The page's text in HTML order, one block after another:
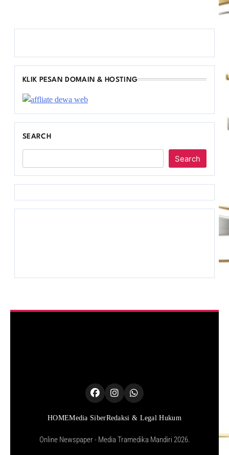
KLIK PESAN DOMAIN & HOSTING
SEARCH
Search
HOMEMedia SiberRedaksi & Legal Hukum
Online Newspaper - Media Tramedika Mandiri 2026.